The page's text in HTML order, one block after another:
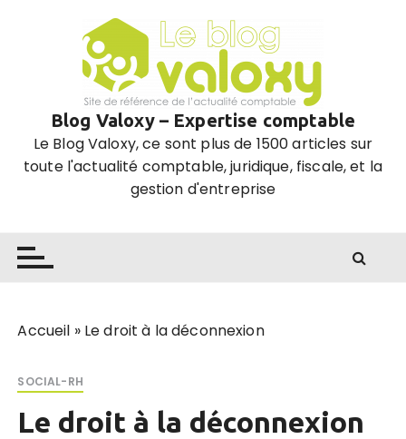
Blog Valoxy – Expertise comptable
Le Blog Valoxy, ce sont plus de 1500 articles sur
toute l'actualité comptable, juridique, fiscale, et la
gestion d'entreprise
Accueil » Le droit à la déconnexion
SOCIAL-RH
Le droit à la déconnexion